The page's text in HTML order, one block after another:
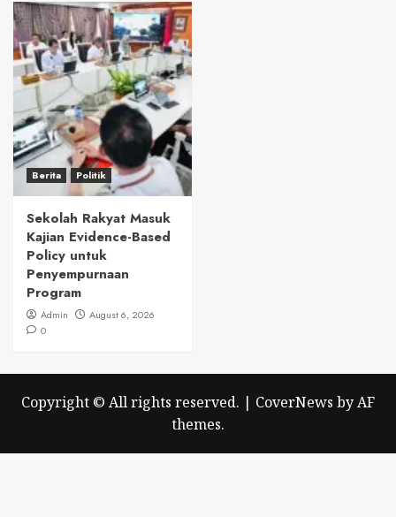
Berita Politik
Sekolah Rakyat Masuk
Kajian Evidence-Based
Policy untuk
Penyempurnaan
Program
Admin
August 6, 2026
0
Copyright © All rights reserved. | CoverNews by AF
themes.